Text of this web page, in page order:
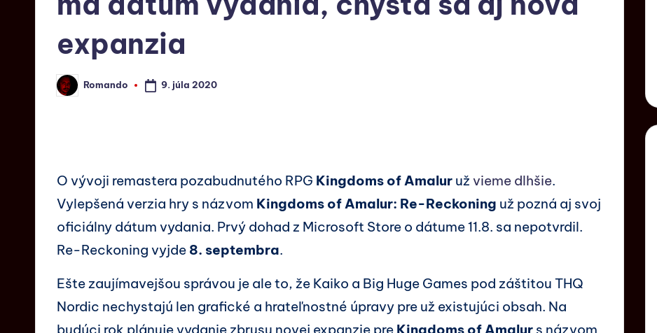
expanzia
Romando 9. júla 2020
O vývoji remastera pozabudnutého RPG Kingdoms of Amalur už vieme dlhšie.
Vylepšená verzia hry s názvom Kingdoms of Amalur: Re-Reckoning už pozná aj svoj
oficiálny dátum vydania. Prvý dohad z Microsoft Store o dátume 11.8. sa nepotvrdil.
Re-Reckoning vyjde 8. septembra.
Ešte zaujímavejšou správou je ale to, že Kaiko a Big Huge Games pod záštitou THQ
Nordic nechystajú len grafické a hrateľnostné úpravy pre už existujúci obsah. Na
budúci rok plánuje vydanie zbrusu novej expanzie pre Kingdoms of Amalur s názvom